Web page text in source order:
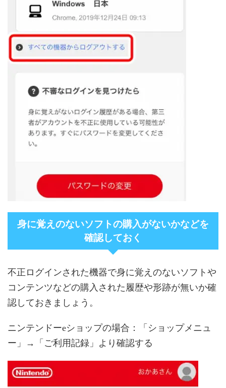
身に覚えのないソフトの購入がないかなどを
確認しておく
不正ログインされた機器で身に覚えのないソフトや
コンテンツなどの購入された履歴や形跡が無いか確
認しておきましょう。
ニンテンドーeショップの場合：「ショップメニュ
ー」→「ご利用記録」より確認する